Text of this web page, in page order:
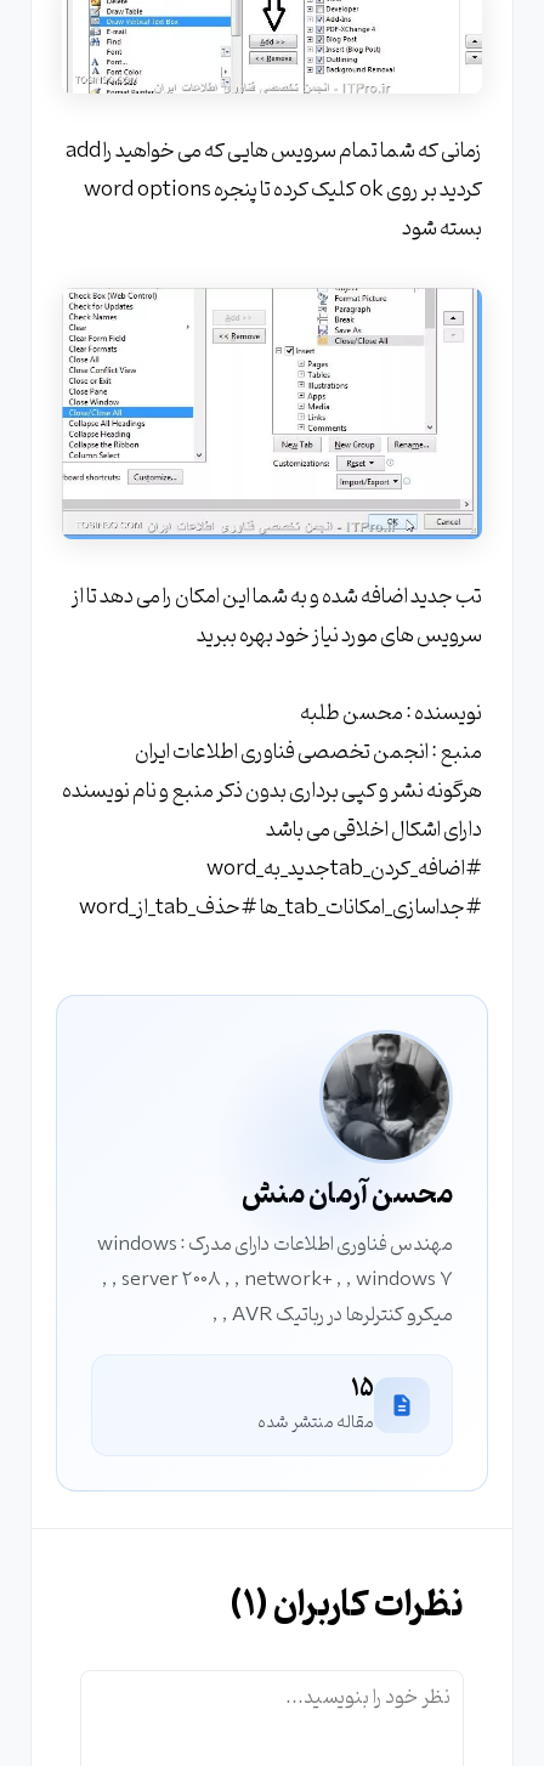
زمانی که شما تمام سرویس هایی که می خواهید را add
کردید بر روی ok کلیک کرده تا پنجره word options
بسته شود
تب جدید اضافه شده و به شما این امکان را می دهد تا از
سرویس های مورد نیاز خود بهره ببرید
نویسنده : محسن طلبه
منبع : انجمن تخصصی فناوری اطلاعات ایران
هرگونه نشر و کپی برداری بدون ذکر منبع و نام نویسنده
دارای اشکال اخلاقی می باشد
#اضافه_کردن_tabجدید_به_word
#جداسازی_امکانات_tab_ها #حذف_tab_از_word
محسن آرمان منش
مهندس فناوری اطلاعات دارای مدرک : windows
server 2008 , , network+ , , windows 7 , ,
میکرو کنترلرها در رباتیک AVR , ,
15
مقاله منتشر شده
نظرات کاربران (1
)